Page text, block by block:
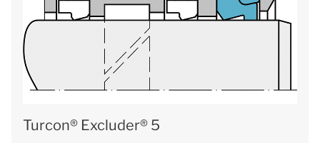
Turcon® Excluder® 5